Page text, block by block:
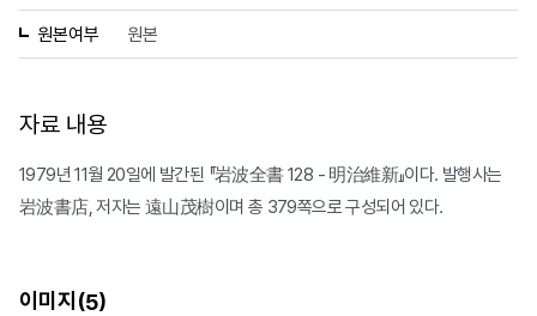
원본여부 원본
자료 내용
1979년 11월 20일에 발간된 『岩波全書 128 - 明治維新』이다. 발행사는
岩波書店, 저자는 遠山茂樹이며 총 379쪽으로 구성되어 있다.
이미지(5)